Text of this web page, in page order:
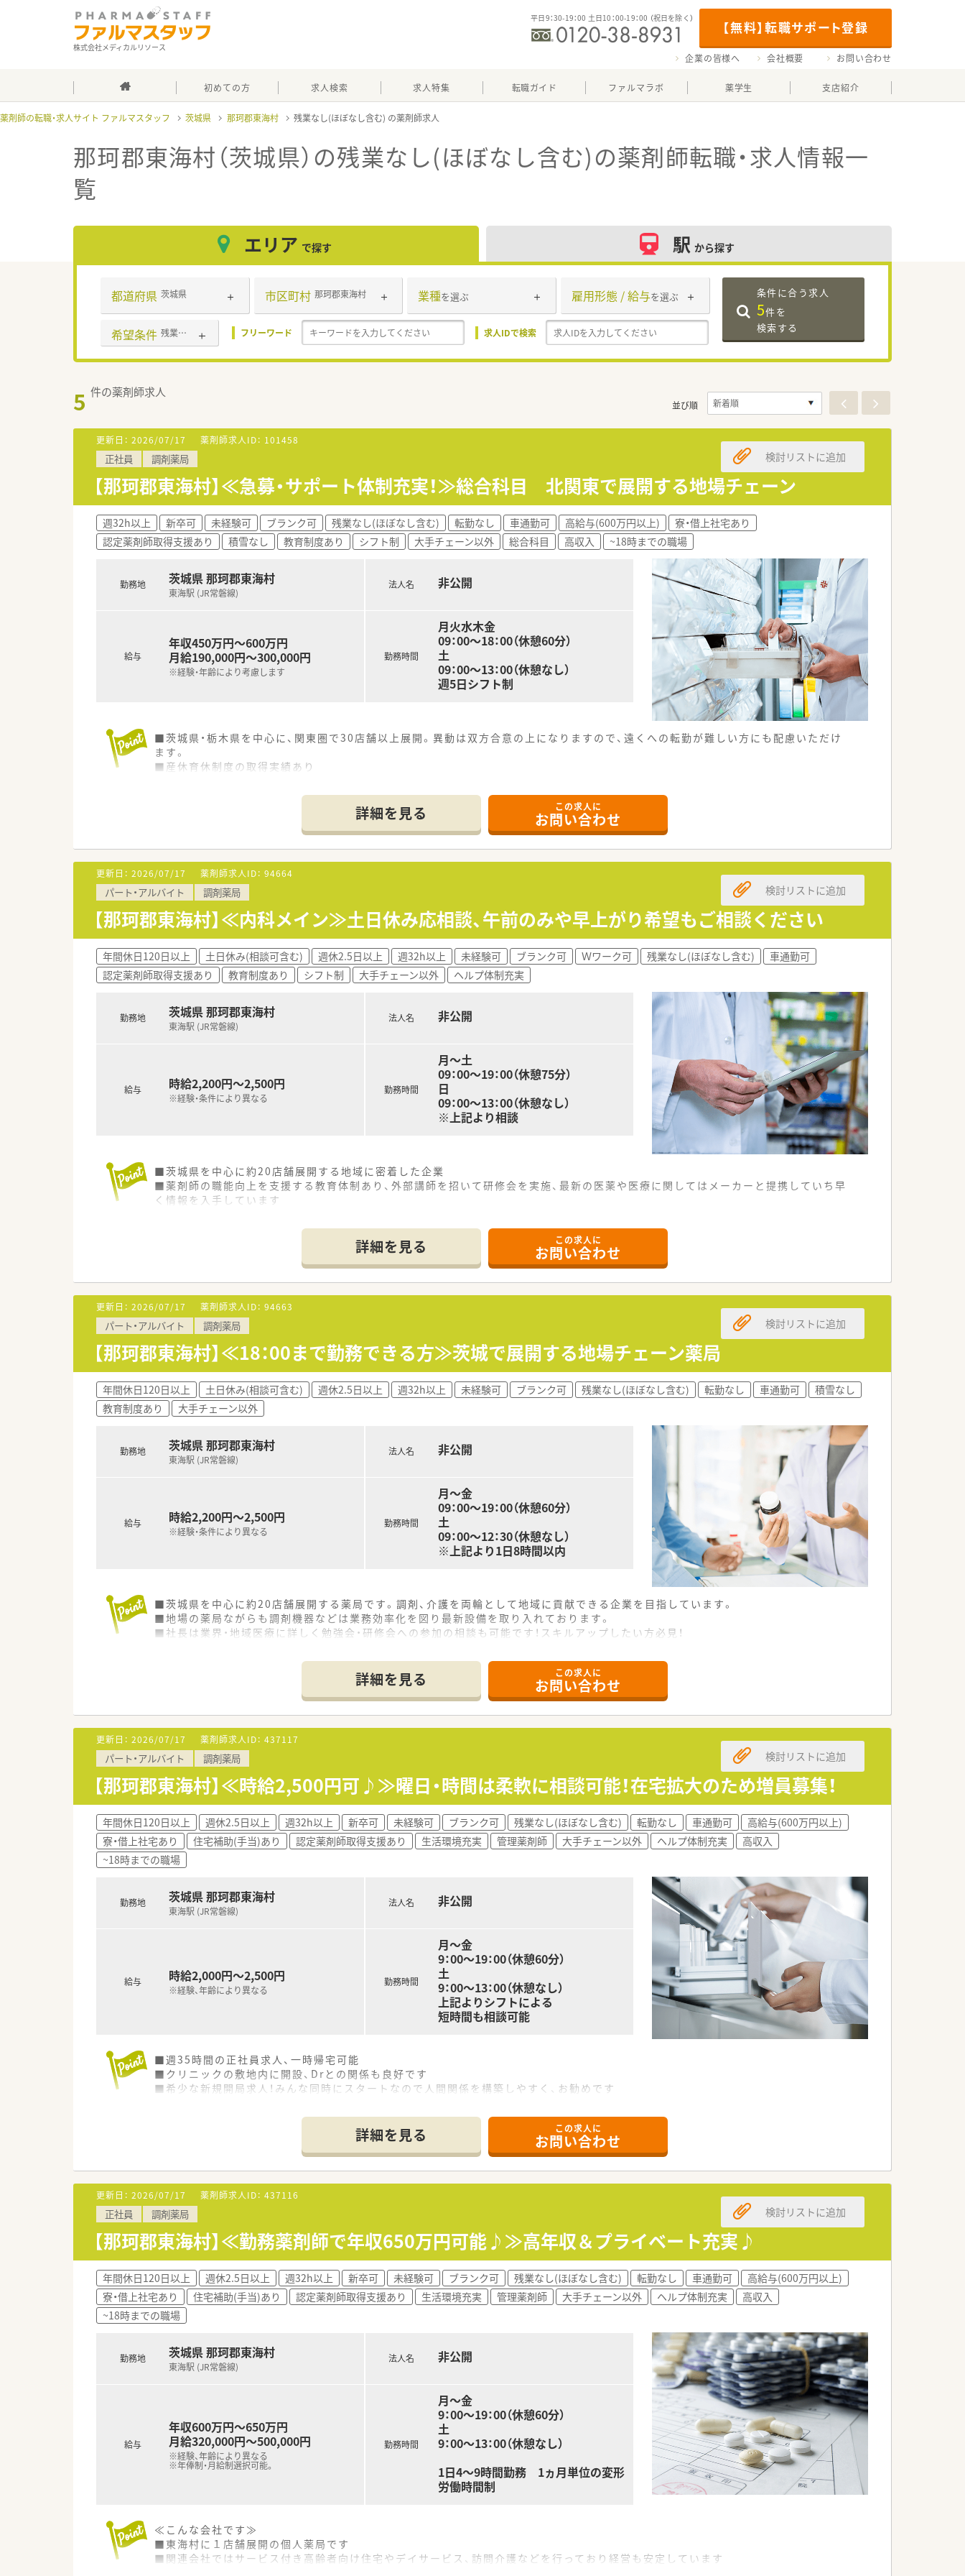
株式会社メディカルリソース
【無料】転職サポート登録
平日9：30-19：00 土日10：00-19：00 （祝日を除く）
企業の皆様へ 会社概要 お問い合わせ
初めての方 求人検索 求人特集 転職ガイド ファルマラボ 薬学生 支店紹介
薬剤師の転職・求人サイト ファルマスタッフ 茨城県 那珂郡東海村 残業なし(ほぼなし含む)
那珂郡東海村（茨城県）の残業なし(ほぼなし含む)の薬剤師転職・求人情報一
覧
エリア で探す 駅 から探す
都道府県 茨城県 市区町村 那珂郡東海村 業種を選ぶ 雇用形態 / 給与を選ぶ
希望条件 残業なし(ほぼなし含む) フリーワード 求人IDで検索
条件に合う求人
5件を
検索する
5 件の薬剤師求人
並び順
更新日： 2026/07/17 薬剤師求人ID： 101458
正社員 調剤薬局
【那珂郡東海村】≪急募・サポート体制充実！≫総合科目 北関東で展開する地場チェーン
検討リストに追加
週32h以上 新卒可 未経験可 ブランク可 残業なし(ほぼなし含む) 転勤なし 車通勤可 高給与(600万円以上)
寮・借上社宅あり
認定薬剤師取得支援あり
積雪なし 教育制度あり シフト制 大手チェーン以外 総合科目 高収入 ~18時までの職場
勤務地 茨城県 那珂郡東海村
東海駅 (JR常磐線)
給与
年収450万円～600万円
月給190,000円～300,000円
※経験・年齢により考慮します
法人名 非公開
勤務時間
月火水木金
09：00～18：00（休憩60分）
土
09：00～13：00（休憩なし）
週5日シフト制
■茨城県・栃木県を中心に、関東圏で30店舗以上展開。異動は双方合意の上になりますので、遠くへの転勤が難しい方にも配慮いただけ
ます。
■産休育休制度の取得実績あり
詳細を見る この求人に
お問い合わせ
更新日： 2026/07/17 薬剤師求人ID： 94664
パート・アルバイト 調剤薬局
【那珂郡東海村】≪内科メイン≫土日休み応相談、午前のみや早上がり希望もご相談ください
検討リストに追加
年間休日120日以上 土日休み(相談可含む) 週休2.5日以上 週32h以上 未経験可 ブランク可 Ｗワーク可 残業なし(ほぼなし含む)
車通勤可
認定薬剤師取得支援あり
教育制度あり シフト制 大手チェーン以外 ヘルプ体制充実
勤務地 茨城県 那珂郡東海村
東海駅 (JR常磐線)
給与 時給2,200円～2,500円
※経験・条件により異なる
法人名 非公開
勤務時間
月～土
09：00～19：00（休憩75分）
日
09：00～13：00（休憩なし）
※上記より相談
■茨城県を中心に約20店舗展開する地域に密着した企業
■薬剤師の職能向上を支援する教育体制あり、外部講師を招いて研修会を実施、最新の医薬や医療に関してはメーカーと提携していち早
く情報を入手しています
詳細を見る この求人に
お問い合わせ
更新日： 2026/07/17 薬剤師求人ID： 94663
パート・アルバイト 調剤薬局
【那珂郡東海村】≪18：00まで勤務できる方≫茨城で展開する地場チェーン薬局
検討リストに追加
年間休日120日以上 土日休み(相談可含む) 週休2.5日以上 週32h以上 未経験可 ブランク可 残業なし(ほぼなし含む) 転勤なし 車通勤可
積雪なし
教育制度あり
大手チェーン以外
勤務地 茨城県 那珂郡東海村
東海駅 (JR常磐線)
給与 時給2,200円～2,500円
※経験・条件により異なる
法人名 非公開
勤務時間
月～金
09：00～19：00（休憩60分）
土
09：00～12：30（休憩なし）
※上記より1日8時間以内
■茨城県を中心に約20店舗展開する薬局です。調剤、介護を両輪として地域に貢献できる企業を目指しています。
■地場の薬局ながらも調剤機器などは業務効率化を図り最新設備を取り入れております。
■社長は業界・地域医療に詳しく勉強会・研修会への参加の相談も可能です！スキルアップしたい方必見！
詳細を見る この求人に
お問い合わせ
更新日： 2026/07/17 薬剤師求人ID： 437117
パート・アルバイト 調剤薬局
【那珂郡東海村】≪時給2,500円可♪≫曜日・時間は柔軟に相談可能！在宅拡大のため増員募集！
検討リストに追加
年間休日120日以上 週休2.5日以上 週32h以上 新卒可 未経験可 ブランク可 残業なし(ほぼなし含む) 転勤なし 車通勤可
高給与(600万円以上)
寮・借上社宅あり
住宅補助(手当)あり 認定薬剤師取得支援あり 生活環境充実 管理薬剤師 大手チェーン以外 ヘルプ体制充実
高収入
~18時までの職場
勤務地 茨城県 那珂郡東海村
東海駅 (JR常磐線)
給与 時給2,000円～2,500円
※経験、年齢により異なる
法人名 非公開
勤務時間
月～金
9：00～19：00（休憩60分）
土
9：00～13：00（休憩なし）
上記よりシフトによる
短時間も相談可能
■週35時間の正社員求人、一時帰宅可能
■クリニックの敷地内に開設、Drとの関係も良好です
■希少な新規開局求人！みんな同時にスタートなので人間関係を構築しやすく、お勧めです
詳細を見る この求人に
お問い合わせ
更新日： 2026/07/17 薬剤師求人ID： 437116
正社員 調剤薬局
【那珂郡東海村】≪勤務薬剤師で年収650万円可能♪≫高年収＆プライベート充実♪
検討リストに追加
年間休日120日以上 週休2.5日以上 週32h以上 新卒可 未経験可 ブランク可 残業なし(ほぼなし含む) 転勤なし 車通勤可
高給与(600万円以上)
寮・借上社宅あり
住宅補助(手当)あり 認定薬剤師取得支援あり 生活環境充実 管理薬剤師 大手チェーン以外 ヘルプ体制充実
高収入
~18時までの職場
勤務地 茨城県 那珂郡東海村
東海駅 (JR常磐線)
給与
年収600万円～650万円
月給320,000円～500,000円
※経験、年齢により異なる
※年俸制・月給制選択可能。
法人名 非公開
勤務時間
月～金
9：00～19：00（休憩60分）
土
9：00～13：00（休憩なし）
1日4～9時間勤務 1ヵ月単位の変形
労働時間制
≪こんな会社です≫
■東海村に１店舗展開の個人薬局です
■関連会社ではサービス付き高齢者向け住宅やデイサービス、訪問介護などを行っており経営も安定しています